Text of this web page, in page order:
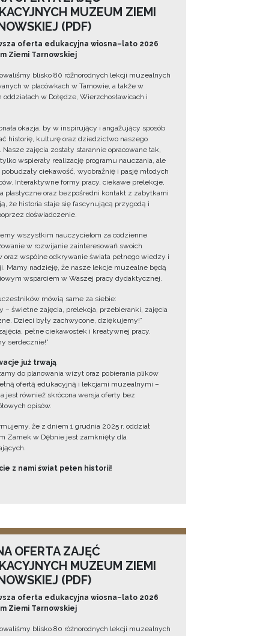
MUZEUM ZIEMI
(PDF)
oferta edukacyjna wiosna–lato 2026
Ziemi Tarnowskiej
blisko 80 różnorodnych lekcji muzealnych
w placówkach w Tarnowie, a także w
oddziałach w Dołędze, Wierzchosławicach i
okazja, by w inspirujący i angażujący sposób
historię, kulturę oraz dziedzictwo naszego
Nasze zajęcia zostały starannie opracowane tak,
wspierały realizację programu nauczania, ale
ciekawość, wyobraźnię i pasję młodych
Interaktywne formy pracy, ciekawe prelekcje,
plastyczne oraz bezpośredni kontakt z zabytkami
że historia staje się fascynującą przygodą i
doświadczenie.
wszystkim nauczycielom za codzienne
w rozwijanie zainteresowań swoich
oraz wspólne odkrywanie świata pełnego wiedzy i
Mamy nadzieję, że nasze lekcje muzealne będą
wsparciem w Waszej pracy dydaktycznej.
mówią same za siebie:
– świetne zajęcia, prelekcja, przebieranki, zajęcia
Dzieci były zachwycone, dziękujemy!”
pełne ciekawostek i kreatywnej pracy.
serdecznie!”
już trwają
do planowania wizyt oraz pobierania plików
ofertą edukacyjną i lekcjami muzealnymi –
jest również skrócona wersja oferty bez
opisów.
że z dniem 1 grudnia 2025 r. oddział
Zamek w Dębnie jest zamknięty dla
z nami świat pełen historii!
OFERTA ZAJĘĆ
MUZEUM ZIEMI
(PDF)
oferta edukacyjna wiosna–lato 2026
Ziemi Tarnowskiej
blisko 80 różnorodnych lekcji muzealnych